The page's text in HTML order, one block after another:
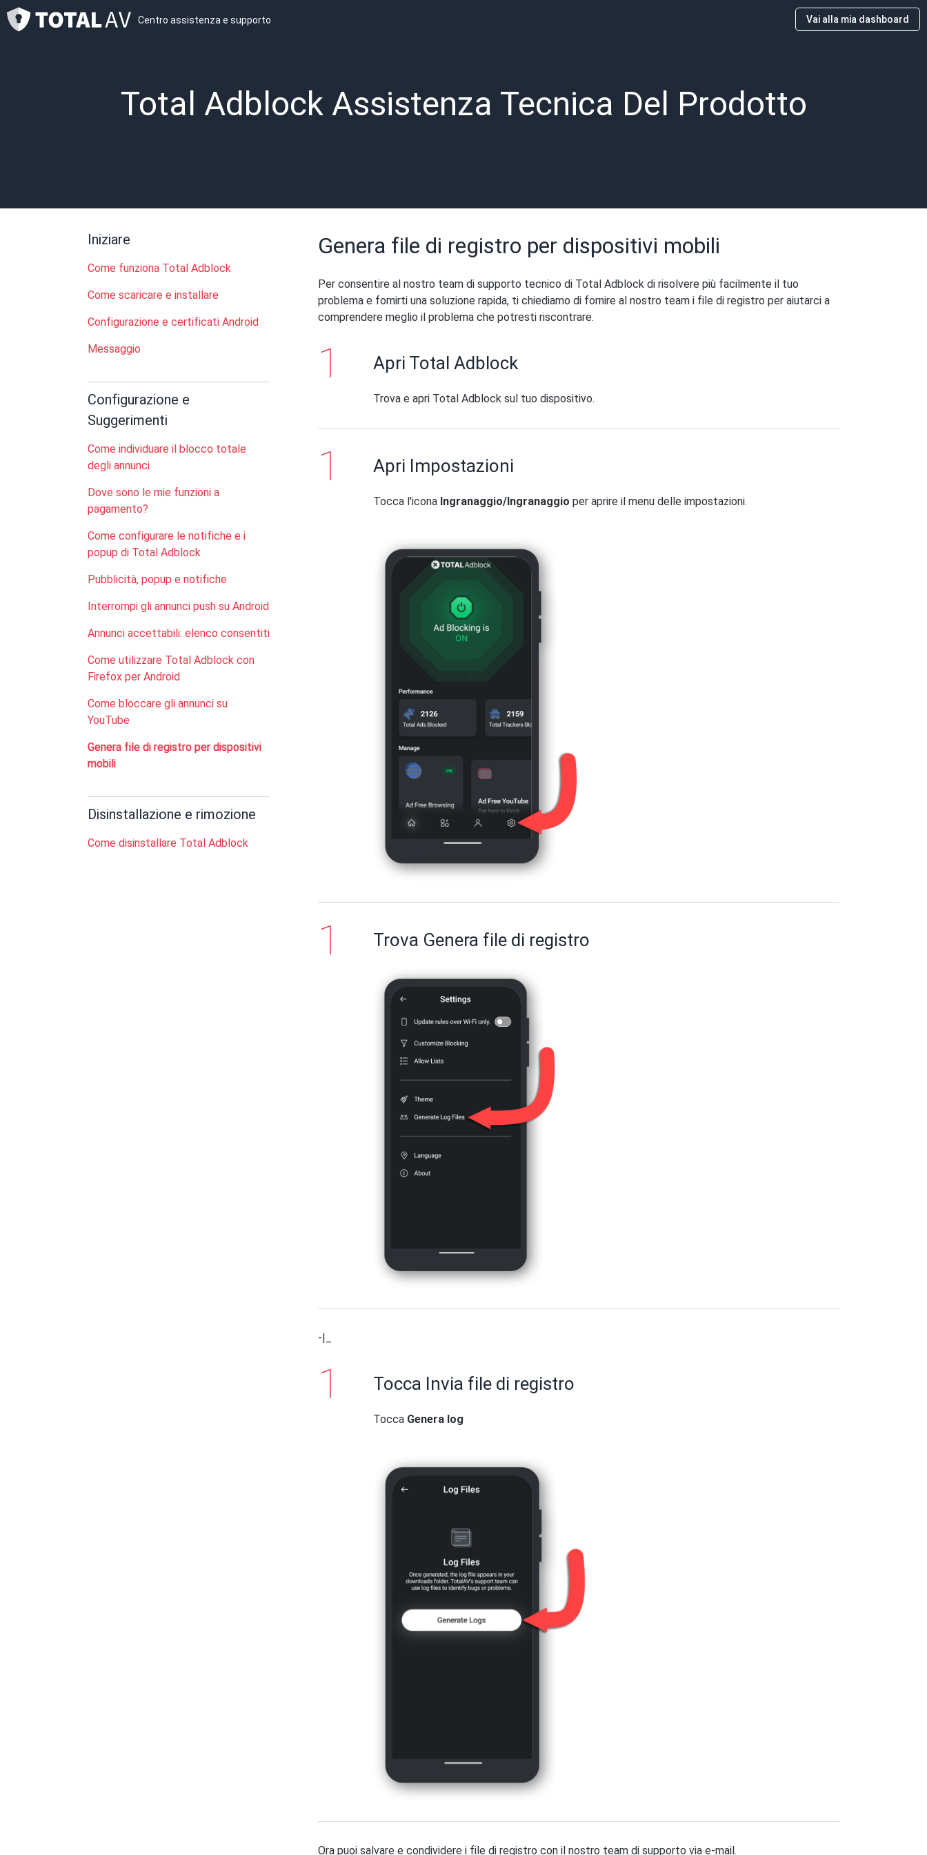
Centro assistenza e supporto Vai alla mia dashboard
Total Adblock Assistenza Tecnica Del Prodotto
Iniziare
Come funziona Total Adblock
Come scaricare e installare
Configurazione e certificati Android
Messaggio
Configurazione e
Suggerimenti
Come individuare il blocco totale
degli annunci
Dove sono le mie funzioni a
pagamento?
Come configurare le notifiche e i
popup di Total Adblock
Pubblicità, popup e notifiche
Interrompi gli annunci push su Android
Annunci accettabili: elenco consentiti
Come utilizzare Total Adblock con
Firefox per Android
Come bloccare gli annunci su
YouTube
Genera file di registro per dispositivi
mobili
Disinstallazione e rimozione
Come disinstallare Total Adblock
Genera file di registro per dispositivi mobili
Per consentire al nostro team di supporto tecnico di Total Adblock di risolvere più facilmente il tuo
problema e fornirti una soluzione rapida, ti chiediamo di fornire al nostro team i file di registro per aiutarci a
comprendere meglio il problema che potresti riscontrare.
Apri Total Adblock
Trova e apri Total Adblock sul tuo dispositivo.
Apri Impostazioni
Tocca l'icona Ingranaggio/Ingranaggio per aprire il menu delle impostazioni.
Trova Genera file di registro
-|_
Tocca Invia file di registro
Tocca Genera log
Ora puoi salvare e condividere i file di registro con il nostro team di supporto via e-mail.